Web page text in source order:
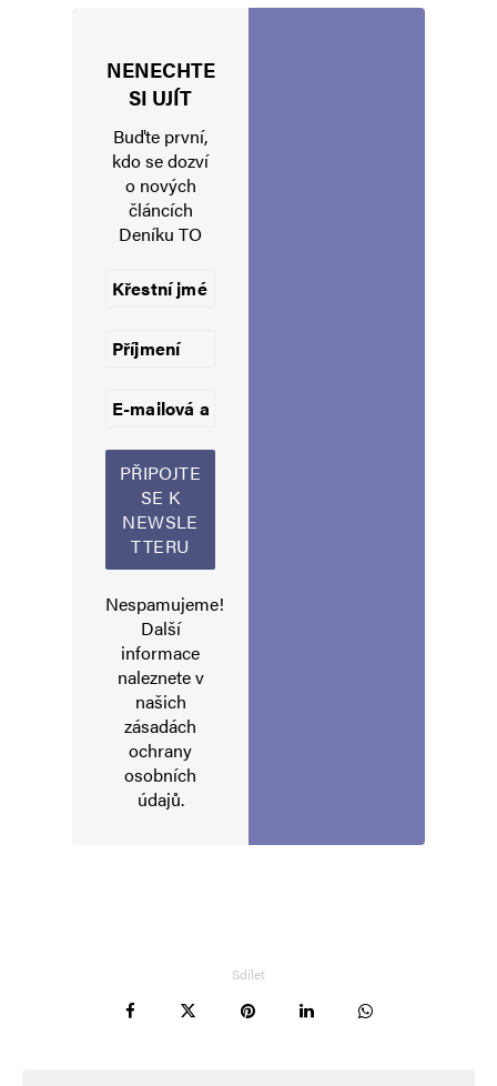
Uložit do prohlížeče jméno, e-mail a webovou stránku pro budoucí
Informujte mě o nových komentářích e-mailem.
Alternative:
NENECHTE
SI UJÍT
Buďte první,
kdo se dozví
o nových
článcích
Deníku TO
Nespamujeme!
Další
informace
naleznete v
našich
zásadách
ochrany
osobních
údajů.
Sdílet